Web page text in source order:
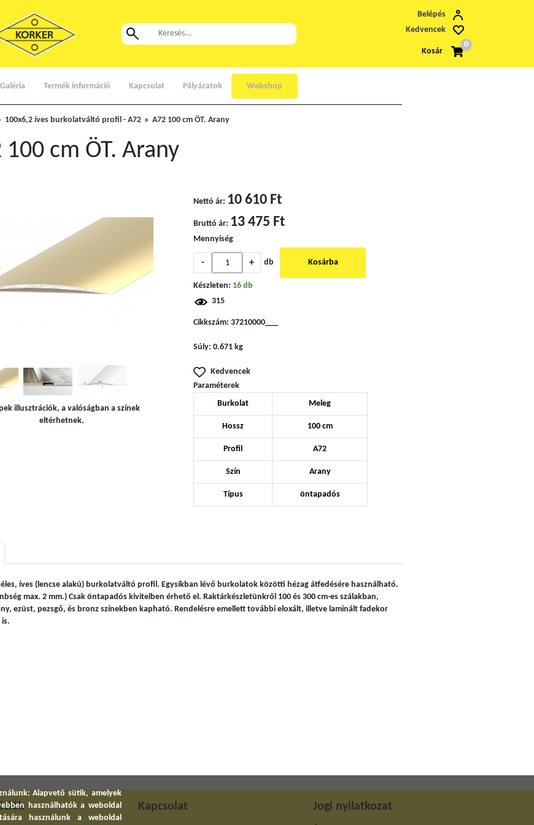
Belépés
Kedvencek
Kosár
0
Galéria Termék információ Kapcsolat Pályázatok Webshop
100x6,2 íves burkolatváltó profil - A72 A72 100 cm ÖT. Arany
100 cm ÖT. Arany
illusztrációk, a valóságban a színek
eltérhetnek.
Nettó ár: 10 610 Ft
Bruttó ár: 13 475 Ft
Mennyiség
- + db Kosárba
Készleten: 16 db
315
Cikkszám: 37210000___
Súly: 0.671 kg
Kedvencek
Paraméterek
Burkolat Meleg
Hossz 100 cm
Profil A72
Szín Arany
Típus öntapadós
íves (lencse alakú) burkolatváltó profil. Egysíkban lévő burkolatok közötti hézag átfedésére használható.
max. 2 mm.) Csak öntapadós kivitelben érhető el. Raktárkészletünkről 100 és 300 cm-es szálakban,
ezüst, pezsgő, és bronz színekben kapható. Rendelésre emellett további eloxált, illetve laminált fadekor
is.
Kapcsolat Jogi nyilatkozat
Alapvető sütik, amelyek
használhatók a weboldal
használunk a weboldal